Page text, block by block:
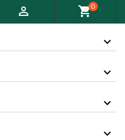
 shopping_cart0
Zaloguj